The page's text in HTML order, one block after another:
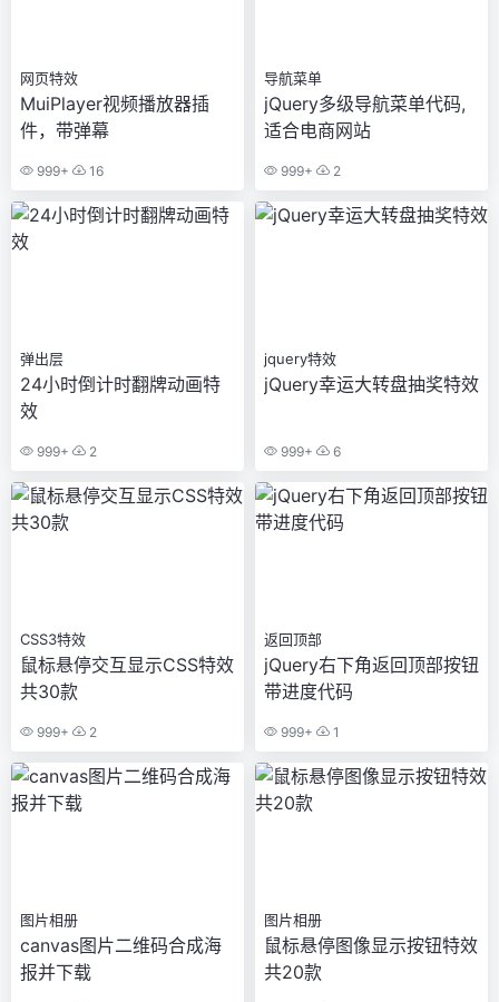
网页特效
MuiPlayer视频播放器插
件，带弹幕
999+ 16
导航菜单
jQuery多级导航菜单代码,
适合电商网站
999+ 2
弹出层
24小时倒计时翻牌动画特
效
999+ 2
jquery特效
jQuery幸运大转盘抽奖特效
999+ 6
CSS3特效
鼠标悬停交互显示CSS特效
共30款
999+ 2
返回顶部
jQuery右下角返回顶部按钮
带进度代码
999+ 1
图片相册
canvas图片二维码合成海
报并下载
图片相册
鼠标悬停图像显示按钮特效
共20款